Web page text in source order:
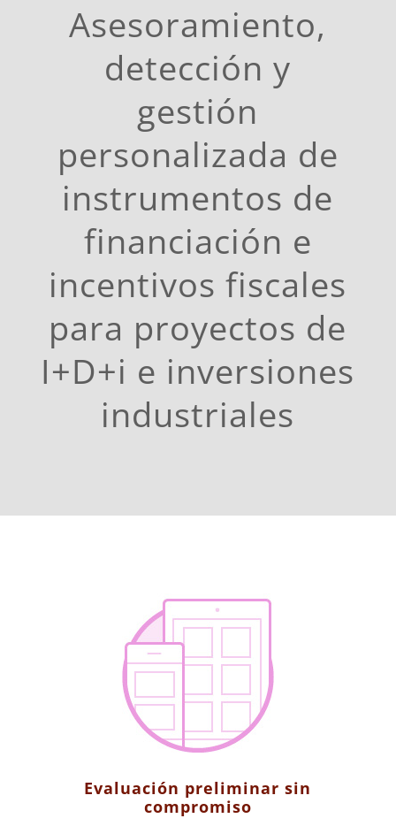
Asesoramiento,
detección y
gestión
personalizada de
instrumentos de
financiación e
incentivos fiscales
para proyectos de
I+D+i e inversiones
industriales
Evaluación preliminar sin
compromiso